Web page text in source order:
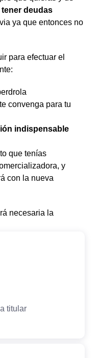
deudas
ya que entonces no
para efectuar el
convenga para tu
indispensable
que tenías
y
con la nueva
necesaria la